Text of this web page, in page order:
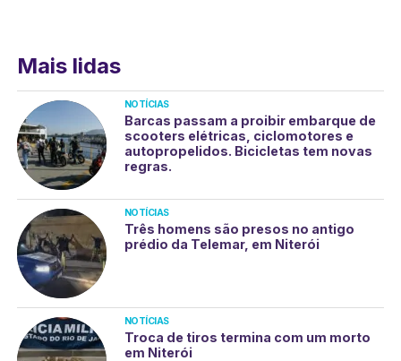
Mais lidas
NOTÍCIAS
Barcas passam a proibir embarque de
scooters elétricas, ciclomotores e
autopropelidos. Bicicletas tem novas
regras.
NOTÍCIAS
Três homens são presos no antigo
prédio da Telemar, em Niterói
NOTÍCIAS
Troca de tiros termina com um morto
em Niterói